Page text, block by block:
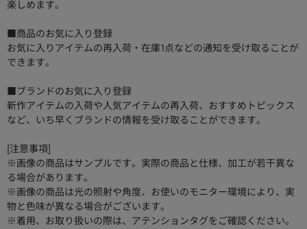
楽しめます。
■商品のお気に入り登録
お気に入りアイテムの再入荷・在庫1点などの通知を受け取ることが
できます。
■ブランドのお気に入り登録
新作アイテムの入荷や人気アイテムの再入荷、おすすめトピックス
など、いち早くブランドの情報を受け取ることができます。
[注意事項]
※画像の商品はサンプルです。実際の商品と仕様、加工が若干異な
る場合があります。
※画像の商品は光の照射や角度、お使いのモニター環境により、実
物と色味が異なる場合がございます。
※着用、お取り扱いの際は、アテンションタグをご確認ください。